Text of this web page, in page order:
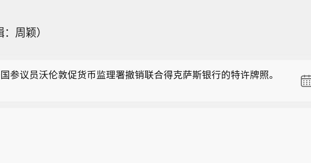
：周颖）
易员削减对美联储加息的押注改善了套息交易的环境。“我们预计
参议员沃伦敦促货币监理署撤销联合得克萨斯银行的特许牌照。